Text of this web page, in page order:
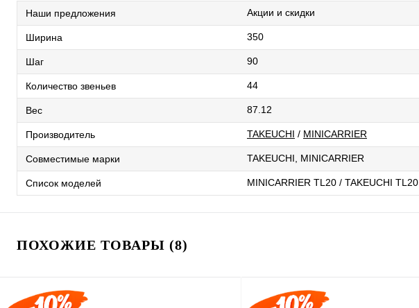
Наши предложения Акции и скидки
Ширина 350
Шаг 90
Количество звеньев 44
Вес 87.12
Производитель TAKEUCHI / MINICARRIER
Совместимые марки TAKEUCHI, MINICARRIER
Список моделей MINICARRIER TL20 / TAKEUCHI TL20
ПОХОЖИЕ ТОВАРЫ (8)